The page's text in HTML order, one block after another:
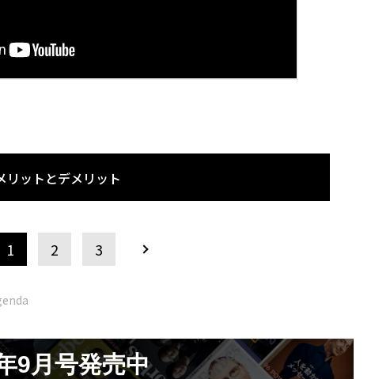
リットとデメリット
1 2 3
9月号発売中